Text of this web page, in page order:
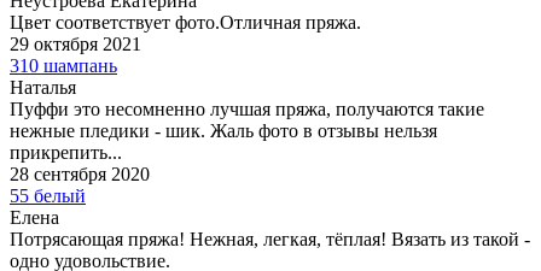
Цвет соответствует фото.Отличная пряжа.
29 октября 2021
310 шампань
Наталья
Пуффи это несомненно лучшая пряжа, получаются такие
нежные пледики - шик. Жаль фото в отзывы нельзя
прикрепить...
28 сентября 2020
55 белый
Елена
Потрясающая пряжа! Нежная, легкая, тёплая! Вязать из такой -
одно удовольствие.